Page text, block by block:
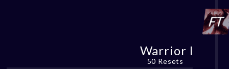
Warrior I
50 Resets